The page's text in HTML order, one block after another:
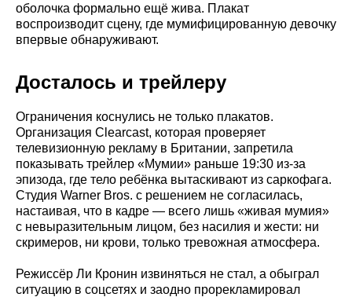
оболочка формально ещё жива. Плакат
воспроизводит сцену, где мумифицированную девочку
впервые обнаруживают.
Досталось и трейлеру
Ограничения коснулись не только плакатов.
Организация Clearcast, которая проверяет
телевизионную рекламу в Британии, запретила
показывать трейлер «Мумии» раньше 19:30 из-за
эпизода, где тело ребёнка вытаскивают из саркофага.
Студия Warner Bros. с решением не согласилась,
настаивая, что в кадре — всего лишь «живая мумия»
с невыразительным лицом, без насилия и жести: ни
скримеров, ни крови, только тревожная атмосфера.
Режиссёр Ли Кронин извиняться не стал, а обыграл
ситуацию в соцсетях и заодно прорекламировал